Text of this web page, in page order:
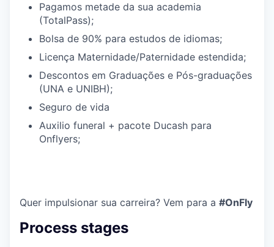
Pagamos metade da sua academia
(TotalPass);
Bolsa de 90% para estudos de idiomas;
Licença Maternidade/Paternidade estendida;
Descontos em Graduações e Pós-graduações
(UNA e UNIBH);
Seguro de vida
Auxilio funeral + pacote Ducash para
Onflyers;
Quer impulsionar sua carreira? Vem para a #OnFly
Process stages